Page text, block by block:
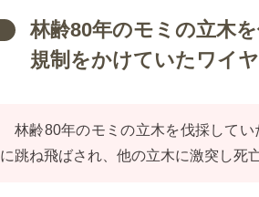
林齢80年のモミの立木
規制をかけていたワイ
林齢80年のモミの立木を伐採してい
に跳ね飛ばされ、他の立木に激突し死